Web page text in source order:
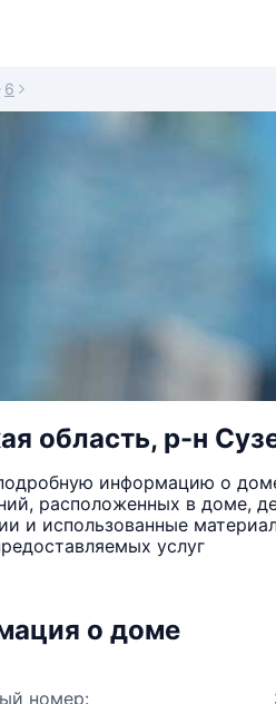
6
область, р-н
информацию о
расположенных в доме,
и использованные
услуг
о доме
номер: